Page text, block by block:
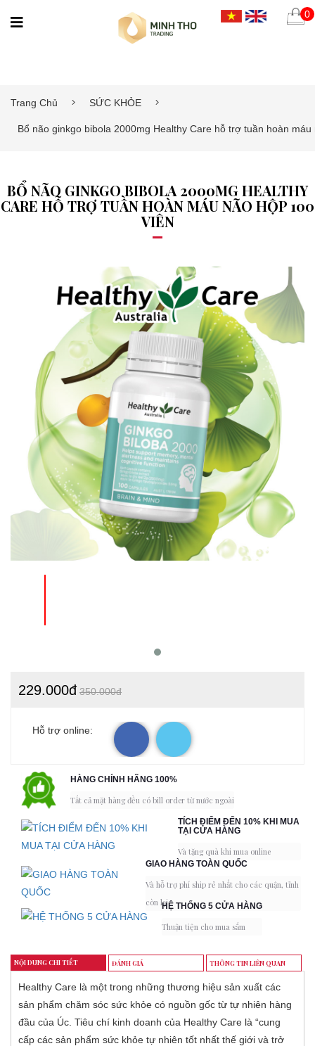
0
Trang Chủ SỨC KHỎE
Bổ não ginkgo bibola 2000mg Healthy Care hỗ trợ tuần hoàn
BỔ NÃO GINKGO BIBOLA 2000MG HEALTHY
CARE HỖ TRỢ TUẦN HOÀN MÁU NÃO HỘP 100
VIÊN
229.000đ 350.000đ
Hỗ trợ online:
HÀNG CHÍNH HÃNG 100%
Tất cả mặt hàng đều có bill order từ nước ngoài
TÍCH ĐIỂM ĐẾN 10% KHI MUA
TẠI CỬA HÀNG
Và tặng quà khi mua online
GIAO HÀNG TOÀN QUỐC
Và hỗ trợ phí ship rẻ nhất cho các quận, tỉnh
còn lạiHỆ THỐNG 5 CỬA HÀNG
Thuận tiện cho mua sắm
NỘI DUNG CHI TIẾT ĐÁNH GIÁ THÔNG TIN LIÊN QUAN
Healthy Care là một trong những thương hiệu sản xuất các
sản phẩm chăm sóc sức khỏe có nguồn gốc từ tự nhiên hàng
đầu của Úc. Tiêu chí kinh doanh của Healthy Care là “cung
cấp các sản phẩm sức khỏe tự nhiên tốt nhất thế giới và trở